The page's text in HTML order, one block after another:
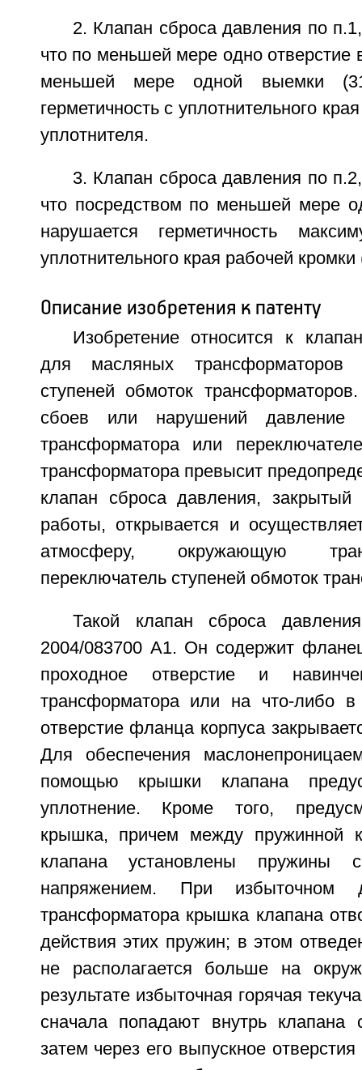
2. Клапан сброса давления по
что по меньшей мере одно отверстие
меньшей мере одной выемки
герметичность с уплотнительного
уплотнителя.
3. Клапан сброса давления по
что посредством по меньшей мере
нарушается герметичность
уплотнительного края рабочей
Описание изобретения к патенту
Изобретение относится к
для масляных трансформаторов
ступеней обмоток
сбоев или нарушений
трансформатора или
трансформатора превысит
клапан сброса давления,
работы, открывается и
атмосферу, окружающую
переключатель ступеней обмоток
Такой клапан сброса
2004/083700 А1. Он содержит
проходное отверстие и
трансформатора или на что-либо
отверстие фланца корпуса
Для обеспечения
помощью крышки клапана
уплотнение. Кроме того,
крышка, причем между пружинной
клапана установлены пружины
напряжением. При избыточном
трансформатора крышка клапана
действия этих пружин; в этом
не располагается больше на
результате избыточная горячая
сначала попадают внутрь клапана
затем через его выпускное